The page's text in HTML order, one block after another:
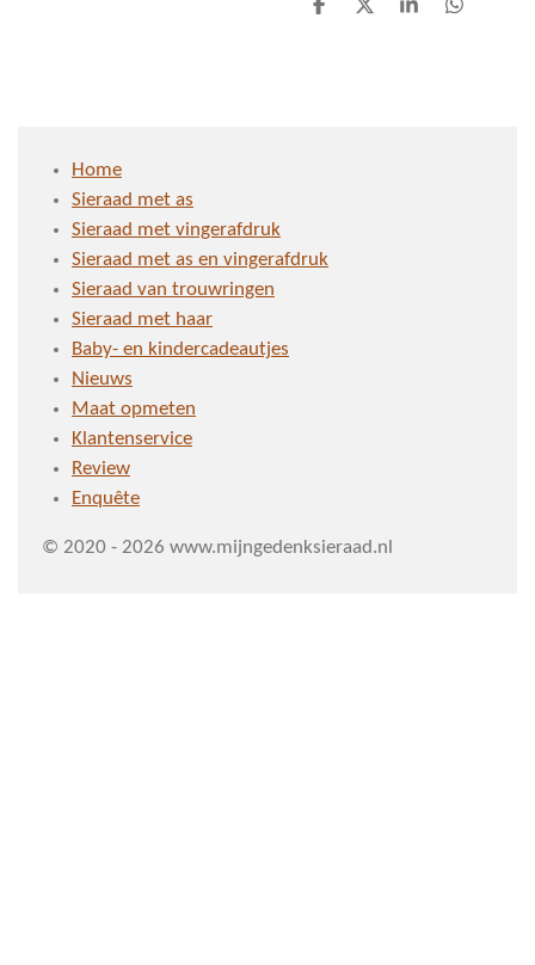
D
D
S
D
Home
Sieraad met as
Sieraad met vingerafdruk
Sieraad met as en vingerafdruk
Sieraad van trouwringen
Sieraad met haar
Baby- en kindercadeautjes
Nieuws
Maat opmeten
Klantenservice
Review
Enquête
© 2020 - 2026 www.mijngedenksieraad.nl